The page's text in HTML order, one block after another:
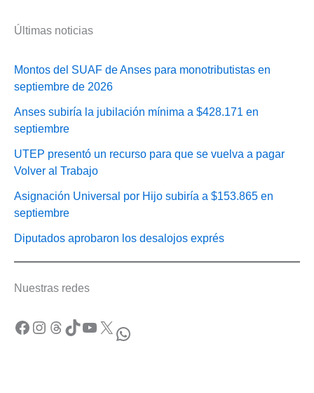
Últimas noticias
Montos del SUAF de Anses para monotributistas en
septiembre de 2026
Anses subiría la jubilación mínima a $428.171 en
septiembre
UTEP presentó un recurso para que se vuelva a pagar
Volver al Trabajo
Asignación Universal por Hijo subiría a $153.865 en
septiembre
Diputados aprobaron los desalojos exprés
Nuestras redes
Facebook Instagram Threads TikTok YouTube X WhatsApp